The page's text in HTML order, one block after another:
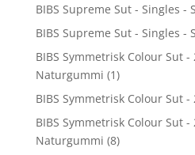
BIBS Supreme Sut - Singles -
BIBS Supreme Sut - Singles
BIBS Symmetrisk Colour Sut -
Naturgummi (1)
BIBS Symmetrisk Colour Sut -
BIBS Symmetrisk Colour Sut -
Naturgummi (8)